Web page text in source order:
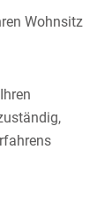
Wohnsitz